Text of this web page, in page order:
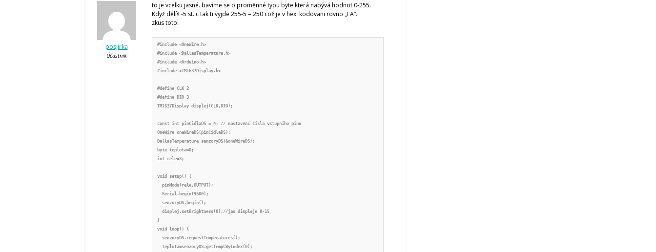
posjirka
Účastník
to je vcelku jasné. bavíme se o proměnné typu byte která nabývá hodnot 0-255.
Když dělíš -5 st. c tak ti vyjde 255-5 = 250 což je v hex. kodovani rovno „FA“.
zkus toto:
#include <OneWire.h>
#include <DallasTemperature.h>
#include <Arduino.h>
#include <TM1637Display.h>
#define CLK 2
#define DIO 3
TM1637Display displej(CLK,DIO);
const int pinCidlaDS = 4; // nastavení čísla vstupního pinu
OneWire oneWireDS(pinCidlaDS);
DallasTemperature senzoryDS(&oneWireDS);
byte teplota=0;
int rele=8;
void setup() {
  pinMode(rele,OUTPUT);
  Serial.begin(9600);
  senzoryDS.begin();
  displej.setBrightness(8);//jas displeje 8-15
}
void loop() {
  senzoryDS.requestTemperatures();
  teplota=senzoryDS.getTempCByIndex(0);